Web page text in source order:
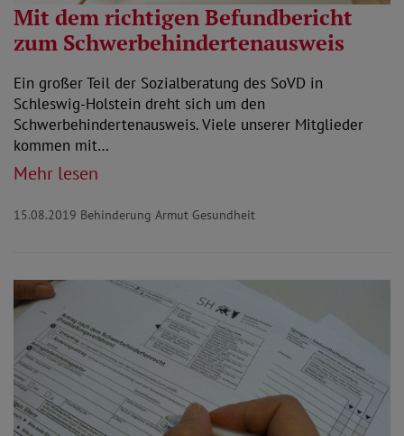
Mit dem richtigen Befundbericht
zum Schwerbehindertenausweis
Ein großer Teil der Sozialberatung des SoVD in
Schleswig-Holstein dreht sich um den
Schwerbehindertenausweis. Viele unserer Mitglieder
kommen mit…
Mehr lesen
15.08.2019 Behinderung Armut Gesundheit